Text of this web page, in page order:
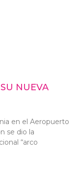
NUEVA
en el Aeropuerto
se dio la
“arco